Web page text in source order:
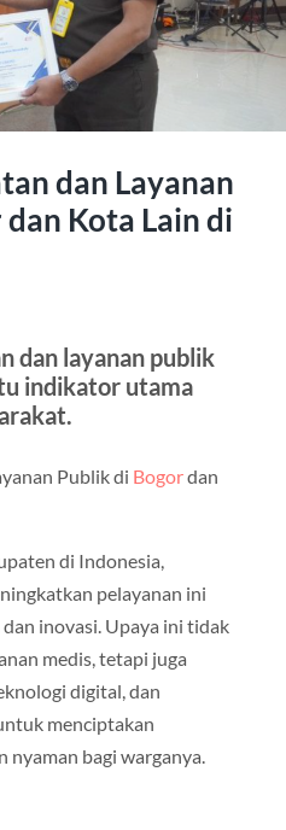
dan Layanan
Kota Lain di
dan layanan publik
indikator utama
Publik di Bogordan
di Indonesia,
pelayanan ini
inovasi. Upaya ini tidak
medis, tetapi juga
digital, dan
menciptakan
nyaman bagi warganya.